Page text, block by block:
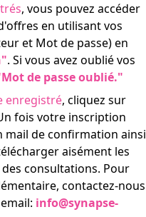
, vous pouvez accéder
en utilisant vos
et Mot de passe) en
. Si vous avez oublié vos
de passe oublié."
enregistré, cliquez sur
fois votre inscription
mail de confirmation ainsi
aisément les
consultations. Pour
contactez-nous
info@synapse-